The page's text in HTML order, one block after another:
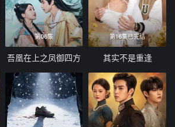
第06集
吾凰在上之凤御四方
第16集已完结
其实不是重逢